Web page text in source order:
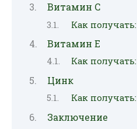
Витамин С
Как получать:
Витамин Е
Как получать:
Цинк
Как получать:
Заключение